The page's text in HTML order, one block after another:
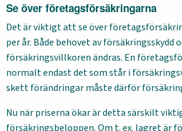
Se över företagsförsäkringarna
Det är viktigt att se över
per år. Både behovet av försäkringsskydd
försäkringsvillkoren ändras. En
normalt endast det som står i
skett förändringar måste därför
Nu när priserna ökar är detta särskilt
försäkringsbeloppen. Om t. ex. lagret är